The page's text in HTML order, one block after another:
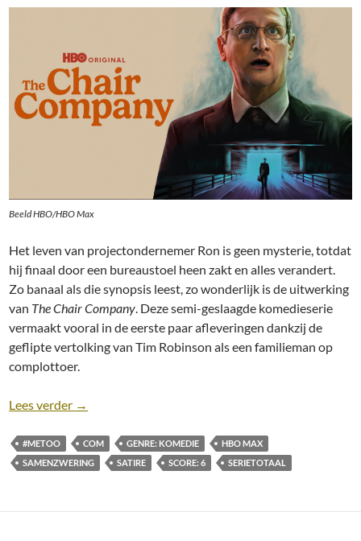
Beeld HBO/HBO Max
Het leven van projectondernemer Ron is geen mysterie, totdat
hij finaal door een bureaustoel heen zakt en alles verandert.
Zo banaal als die synopsis leest, zo wonderlijk is de uitwerking
van The Chair Company. Deze semi-geslaagde komedieserie
vermaakt vooral in de eerste paar afleveringen dankzij de
geflipte vertolking van Tim Robinson als een familieman op
complottoer.
Lees verder Recensie: The Chair Company [HBO Max; Tim
→
#METOO COM GENRE: KOMEDIE
HBO MAX
SAMENZWERING
SATIRE SCORE: 6 SERIETOTAAL